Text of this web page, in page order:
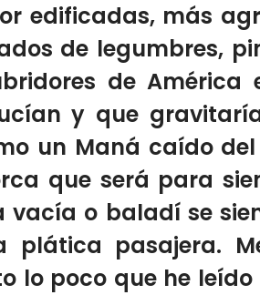
edificadas, más
de legumbres,
de América
y que
un Maná caído
que será para
vacía o baladí se
plática pasajera.
lo poco que he leído